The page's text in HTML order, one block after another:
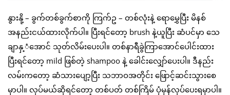
နွားနို့ – ခွက်တစ်ခွက်စာကို ကြက်ဥ – တစ်လုံးနဲ့ ရောမွှေပြီး မိနစ်
အနည်းငယ်ထားလိုက်ပါ။ ပြီးရင်တော့ brush နဲ့ယူပြီး ဆံပင်မှာ သေ
ချာနှ့ံအောင် သုတ်လိမ်းပေးပါ။ တစ်နာရီခွဲကြာအောင်ပေါင်းထား
ပြီးရင်တော့ mild ဖြစ်တဲ့ shampoo နဲ့ ခေါင်းလျှော်ပေးပါ။ ဒီနည်း
လမ်းကတော့ ဆံသားပျော့ပြီး သဘာဝအတိုင်း ဖြောင့်ဆင်းသွားစေ
မှာပါ။ လုပ်မယ်ဆိုရင်တော့ တစ်ပတ် တစ်ကြိမ် ပုံမှန်လုပ်ပေးရမှာပါ။